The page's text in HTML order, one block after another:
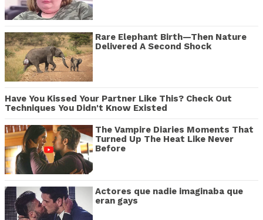
Rare Elephant Birth—Then Nature
Delivered A Second Shock
Have You Kissed Your Partner Like This? Check Out
Techniques You Didn't Know Existed
The Vampire Diaries Moments That
Turned Up The Heat Like Never
Before
Actores que nadie imaginaba que
eran gays